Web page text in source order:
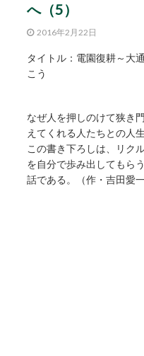
へ（5）
2016年2月22日
タイトル：電園復耕～大
こう
なぜ人を押しのけて狭き
えてくれる人たちとの人
この書き下ろしは、リク
を自分で歩み出してもら
話である。（作・吉田愛一